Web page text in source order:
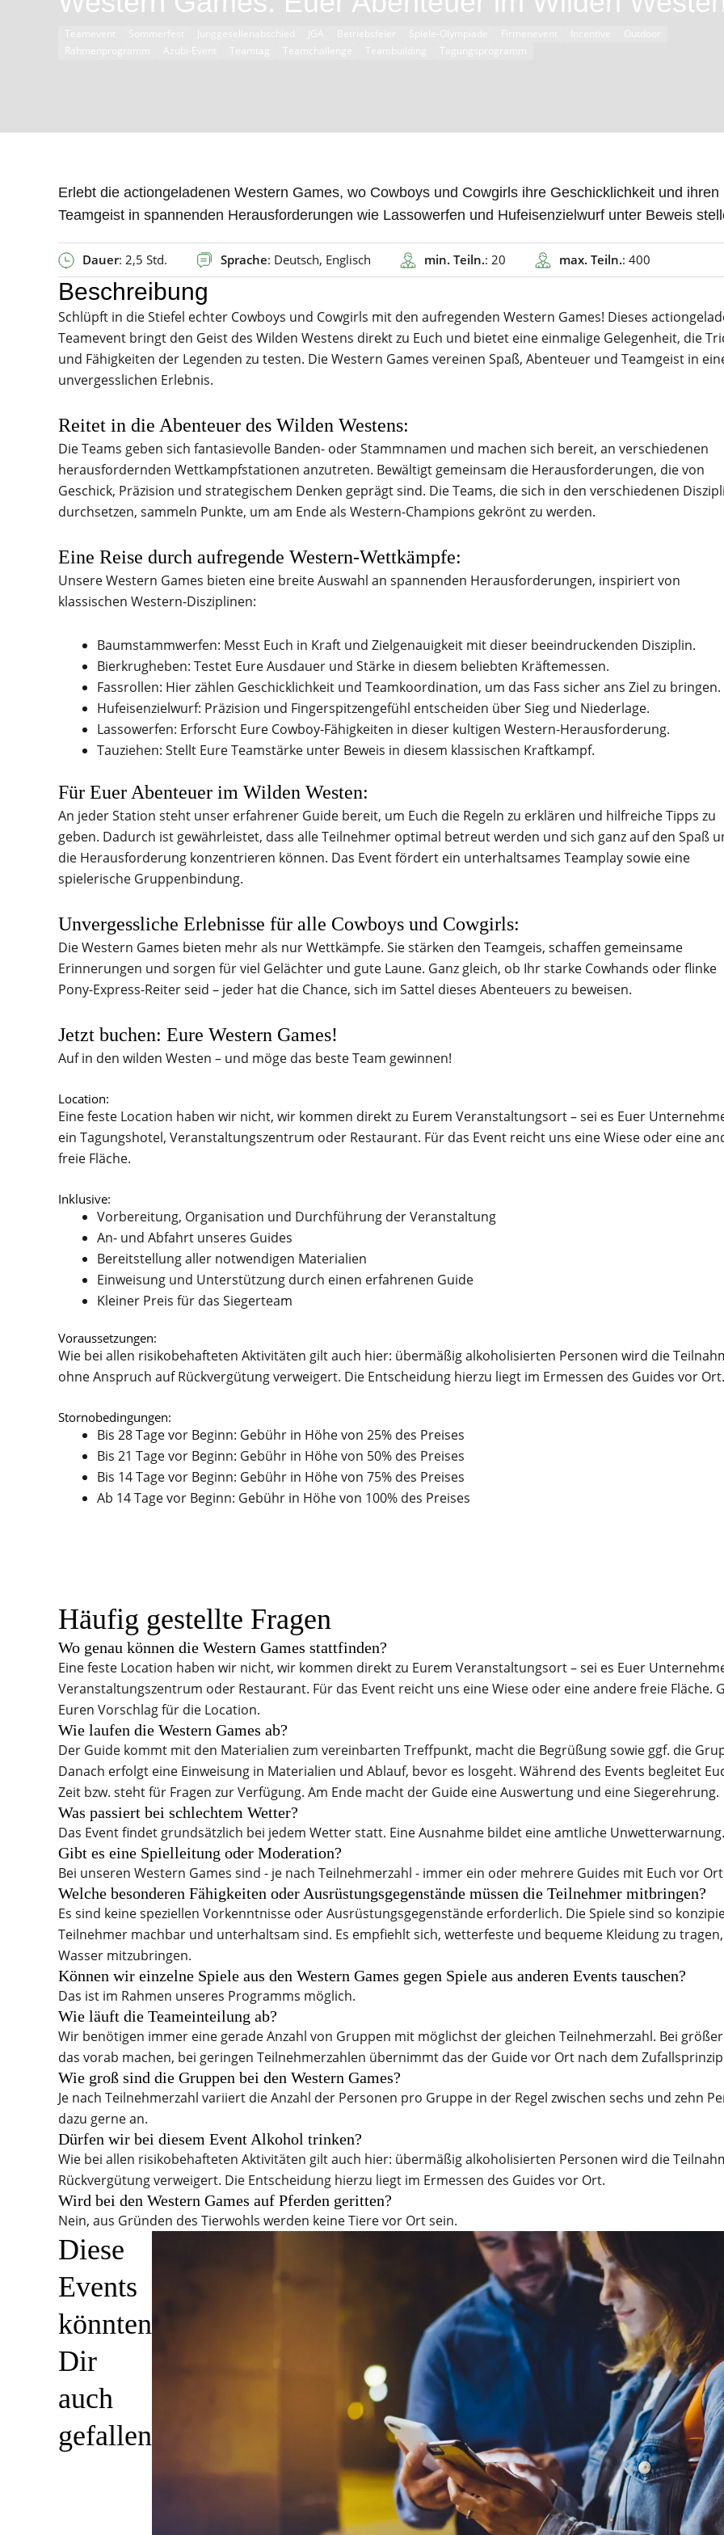
Teamevent Sommerfest Junggesellenabschied JGA Betriebsfeier Spiele-Olympiade Firmenevent Incentive
Outdoor
Rahmenprogramm
Azubi-Event Teamtag Teamchallenge Teambuilding Tagungsprogramm
Erlebt die actiongeladenen Western Games, wo Cowboys und Cowgirls ihre Geschicklichkeit und ihren
Teamgeist in spannenden Herausforderungen wie Lassowerfen und Hufeisenzielwurf unter Beweis
Dauer: 2,5 Std. Sprache: Deutsch, Englisch min. Teiln.: 20 max. Teiln.: 400
Beschreibung
Schlüpft in die Stiefel echter Cowboys und Cowgirls mit den aufregenden Western Games! Dieses
Teamevent bringt den Geist des Wilden Westens direkt zu Euch und bietet eine einmalige Gelegenheit, die
und Fähigkeiten der Legenden zu testen. Die Western Games vereinen Spaß, Abenteuer und Teamgeist in
unvergesslichen Erlebnis.
Reitet in die Abenteuer des Wilden Westens:
Die Teams geben sich fantasievolle Banden- oder Stammnamen und machen sich bereit, an verschiedenen
herausfordernden Wettkampfstationen anzutreten. Bewältigt gemeinsam die Herausforderungen, die von
Geschick, Präzision und strategischem Denken geprägt sind. Die Teams, die sich in den verschiedenen
durchsetzen, sammeln Punkte, um am Ende als Western-Champions gekrönt zu werden.
Eine Reise durch aufregende Western-Wettkämpfe:
Unsere Western Games bieten eine breite Auswahl an spannenden Herausforderungen, inspiriert von
klassischen Western-Disziplinen:
Baumstammwerfen: Messt Euch in Kraft und Zielgenauigkeit mit dieser beeindruckenden Disziplin.
Bierkrugheben: Testet Eure Ausdauer und Stärke in diesem beliebten Kräftemessen.
Fassrollen: Hier zählen Geschicklichkeit und Teamkoordination, um das Fass sicher ans Ziel zu bringen.
Hufeisenzielwurf: Präzision und Fingerspitzengefühl entscheiden über Sieg und Niederlage.
Lassowerfen: Erforscht Eure Cowboy-Fähigkeiten in dieser kultigen Western-Herausforderung.
Tauziehen: Stellt Eure Teamstärke unter Beweis in diesem klassischen Kraftkampf.
Für Euer Abenteuer im Wilden Westen:
An jeder Station steht unser erfahrener Guide bereit, um Euch die Regeln zu erklären und hilfreiche Tipps zu
geben. Dadurch ist gewährleistet, dass alle Teilnehmer optimal betreut werden und sich ganz auf den Spaß
die Herausforderung konzentrieren können. Das Event fördert ein unterhaltsames Teamplay sowie eine
spielerische Gruppenbindung.
Unvergessliche Erlebnisse für alle Cowboys und Cowgirls:
Die Western Games bieten mehr als nur Wettkämpfe. Sie stärken den Teamgeis, schaffen gemeinsame
Erinnerungen und sorgen für viel Gelächter und gute Laune. Ganz gleich, ob Ihr starke Cowhands oder flinke
Pony-Express-Reiter seid – jeder hat die Chance, sich im Sattel dieses Abenteuers zu beweisen.
Jetzt buchen: Eure Western Games!
Auf in den wilden Westen – und möge das beste Team gewinnen!
Location:
Eine feste Location haben wir nicht, wir kommen direkt zu Eurem Veranstaltungsort – sei es Euer
ein Tagungshotel, Veranstaltungszentrum oder Restaurant. Für das Event reicht uns eine Wiese oder eine
freie Fläche.
Inklusive:
Vorbereitung, Organisation und Durchführung der Veranstaltung
An- und Abfahrt unseres Guides
Bereitstellung aller notwendigen Materialien
Einweisung und Unterstützung durch einen erfahrenen Guide
Kleiner Preis für das Siegerteam
Voraussetzungen:
Wie bei allen risikobehafteten Aktivitäten gilt auch hier: übermäßig alkoholisierten Personen wird die
ohne Anspruch auf Rückvergütung verweigert. Die Entscheidung hierzu liegt im Ermessen des Guides vor Ort.
Stornobedingungen:
Bis 28 Tage vor Beginn: Gebühr in Höhe von 25% des Preises
Bis 21 Tage vor Beginn: Gebühr in Höhe von 50% des Preises
Bis 14 Tage vor Beginn: Gebühr in Höhe von 75% des Preises
Ab 14 Tage vor Beginn: Gebühr in Höhe von 100% des Preises
Häufig gestellte Fragen
Wo genau können die Western Games stattfinden?
Eine feste Location haben wir nicht, wir kommen direkt zu Eurem Veranstaltungsort – sei es Euer
Veranstaltungszentrum oder Restaurant. Für das Event reicht uns eine Wiese oder eine andere freie Fläche.
Euren Vorschlag für die Location.
Wie laufen die Western Games ab?
Der Guide kommt mit den Materialien zum vereinbarten Treffpunkt, macht die Begrüßung sowie ggf. die
Danach erfolgt eine Einweisung in Materialien und Ablauf, bevor es losgeht. Während des Events begleitet
Zeit bzw. steht für Fragen zur Verfügung. Am Ende macht der Guide eine Auswertung und eine Siegerehrung.
Was passiert bei schlechtem Wetter?
Das Event findet grundsätzlich bei jedem Wetter statt. Eine Ausnahme bildet eine amtliche Unwetterwarnung.
Gibt es eine Spielleitung oder Moderation?
Bei unseren Western Games sind - je nach Teilnehmerzahl - immer ein oder mehrere Guides mit Euch vor
Welche besonderen Fähigkeiten oder Ausrüstungsgegenstände müssen die Teilnehmer mitbringen?
Es sind keine speziellen Vorkenntnisse oder Ausrüstungsgegenstände erforderlich. Die Spiele sind so
Teilnehmer machbar und unterhaltsam sind. Es empfiehlt sich, wetterfeste und bequeme Kleidung zu
Wasser mitzubringen.
Können wir einzelne Spiele aus den Western Games gegen Spiele aus anderen Events tauschen?
Das ist im Rahmen unseres Programms möglich.
Wie läuft die Teameinteilung ab?
Wir benötigen immer eine gerade Anzahl von Gruppen mit möglichst der gleichen Teilnehmerzahl. Bei
das vorab machen, bei geringen Teilnehmerzahlen übernimmt das der Guide vor Ort nach dem
Wie groß sind die Gruppen bei den Western Games?
Je nach Teilnehmerzahl variiert die Anzahl der Personen pro Gruppe in der Regel zwischen sechs und zehn
dazu gerne an.
Dürfen wir bei diesem Event Alkohol trinken?
Wie bei allen risikobehafteten Aktivitäten gilt auch hier: übermäßig alkoholisierten Personen wird die
Rückvergütung verweigert. Die Entscheidung hierzu liegt im Ermessen des Guides vor Ort.
Wird bei den Western Games auf Pferden geritten?
Nein, aus Gründen des Tierwohls werden keine Tiere vor Ort sein.
Diese
Events
könnten
Dir
auch
gefallen